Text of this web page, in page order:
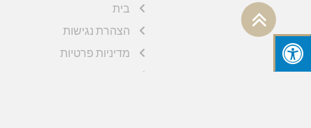
בית
הצהרת נגישות
מדיניות פרטיות
גלילה
לראש